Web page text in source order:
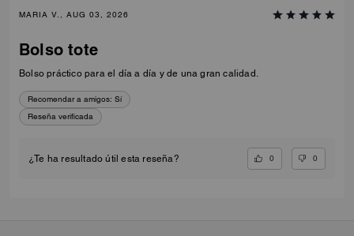
MARIA V., AUG 03, 2026
Bolso tote
Bolso práctico para el día a día y de una gran calidad.
Recomendar a amigos: Sí
Reseña verificada
¿Te ha resultado útil esta reseña? 0 0